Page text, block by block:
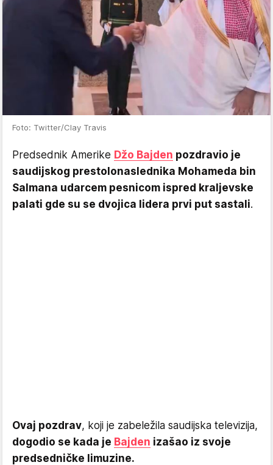
Foto: Twitter/Clay Travis
Predsednik Amerike Džo Bajden pozdravio je
saudijskog prestolonaslednika Mohameda bin
Salmana udarcem pesnicom ispred kraljevske
palati gde su se dvojica lidera prvi put sastali.
Ovaj pozdrav, koji je zabeležila saudijska televizija,
dogodio se kada je Bajden izašao iz svoje
predsedničke limuzine.